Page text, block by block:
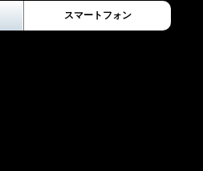
スマートフォン